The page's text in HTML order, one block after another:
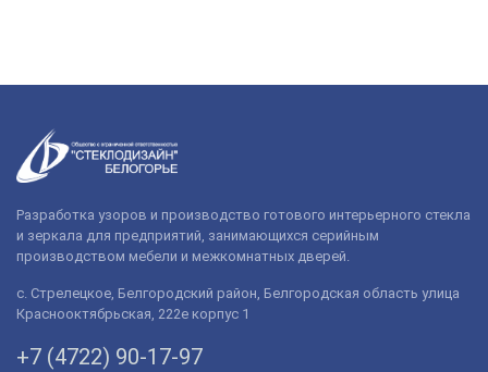
Разработка узоров и производство готового интерьерного стекла
и зеркала для предприятий, занимающихся серийным
производством мебели и межкомнатных дверей.
с. Стрелецкое, Белгородский район, Белгородская область улица
Краснооктябрьская, 222е корпус 1
+7 (4722) 90-­17-­97